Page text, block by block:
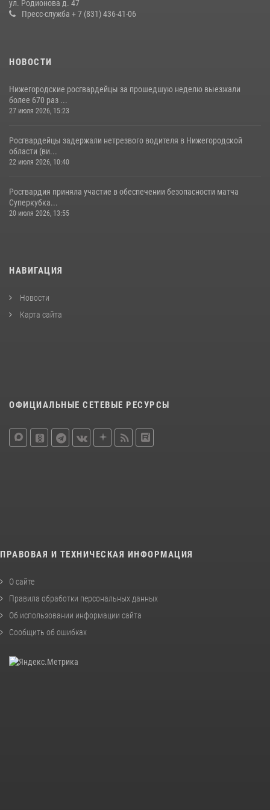
20 июля 2026, 12:26
ул. Родионова д. 47
Пресс-служба + 7 (831) 436-41-06
НОВОСТИ
Нижегородские росгвардейцы за прошедшую неделю выезжали
более 670 раз ...
27 июля 2026, 15:23
Росгвардейцы задержали нетрезвого водителя в Нижегородской
области (ви...
22 июля 2026, 10:40
Росгвардия приняла участие в обеспечении безопасности матча
Суперкубка...
20 июля 2026, 13:55
НАВИГАЦИЯ
Новости
Карта сайта
ОФИЦИАЛЬНЫЕ СЕТЕВЫЕ РЕСУРСЫ
ПРАВОВАЯ И ТЕХНИЧЕСКАЯ ИНФОРМАЦИЯ
О сайте
Правила обработки персональных данных
Об использовании информации сайта
Сообщить об ошибках